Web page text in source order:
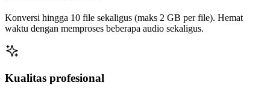
Konversi hingga 10 file sekaligus (maks 2 GB per file). Hemat
waktu dengan memproses beberapa audio sekaligus.
Kualitas profesional